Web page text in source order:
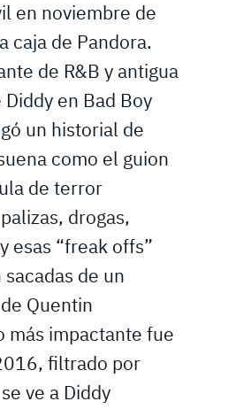
en noviembre de
caja de Pandora.
de R&B y antigua
en Bad Boy
un historial de
como el guion
de terror
drogas,
esas “freak offs”
de un
Quentin
más impactante fue
filtrado por
ve a Diddy